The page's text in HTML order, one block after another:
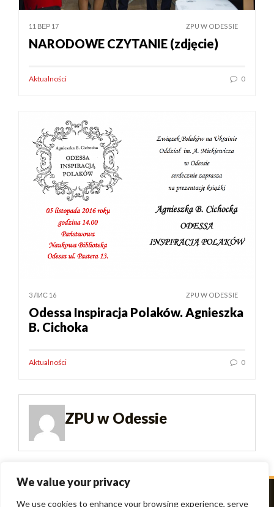
We value your privacy
We use cookies to enhance your browsing experience, serve
11 ВЕР 17 ZPU W ODESSIE
NARODOWE CZYTANIE (zdjęcie)
Aktualności 0
3 ЛИС 16 ZPU W ODESSIE
Odessa Inspiracja Polaków. Agnieszka
B. Cichoka
Aktualności 0
ZPU w Odessie